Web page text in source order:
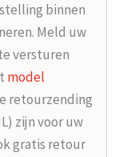
binnen
Meld uw
versturen
model
retourzending
zijn voor uw
gratis retour